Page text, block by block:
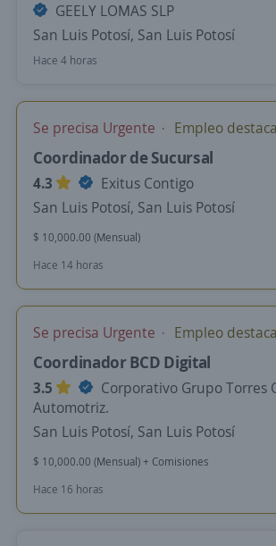
GEELY LOMAS SLP
San Luis Potosí, San Luis Potosí
Hace 4 horas
Se precisa Urgente Empleo
Coordinador de Sucursal
4.3
Exitus Contigo
San Luis Potosí, San Luis Potosí
$ 10,000.00 (Mensual)
Hace 14 horas
Se precisa Urgente Empleo
Coordinador BCD Digital
3.5
Corporativo Grupo Torres
Automotriz.
San Luis Potosí, San Luis Potosí
$ 10,000.00 (Mensual) + Comisiones
Hace 16 horas